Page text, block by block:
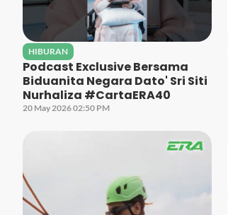
HIBURAN
Podcast Exclusive Bersama
Biduanita Negara Dato' Sri Siti
Nurhaliza #CartaERA40
20 May 2026 02:50 PM